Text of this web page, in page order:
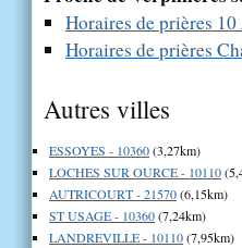
Horaires de prières 10
Horaires de prières
Autres villes
ESSOYES - 10360(3,27km)
LOCHES SUR OURCE - 10110
AUTRICOURT - 21570(6,15km)
ST USAGE - 10360(7,24km)
LANDREVILLE - 10110(7,95km)